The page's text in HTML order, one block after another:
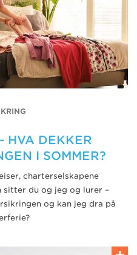
HVA DEKKER
I SOMMER?
charterselskapene
sitter du og jeg og lurer –
og kan jeg dra på